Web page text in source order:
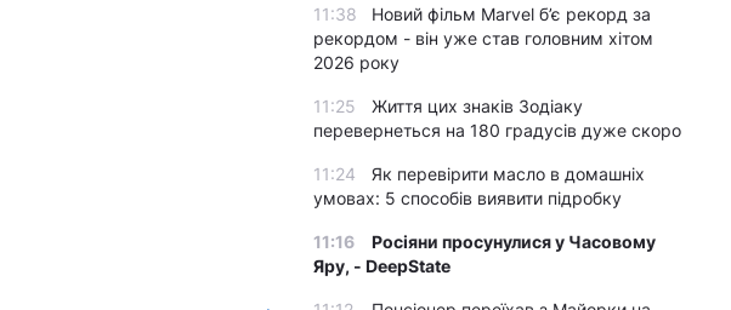
11:38
Новий фільм Marvel б’є рекорд за
рекордом - він уже став головним хітом
2026 року
11:25
Життя цих знаків Зодіаку
перевернеться на 180 градусів дуже скоро
11:24
Як перевірити масло в домашніх
умовах: 5 способів виявити підробку
11:16
Росіяни просунулися у Часовому
Яру, - DeepState